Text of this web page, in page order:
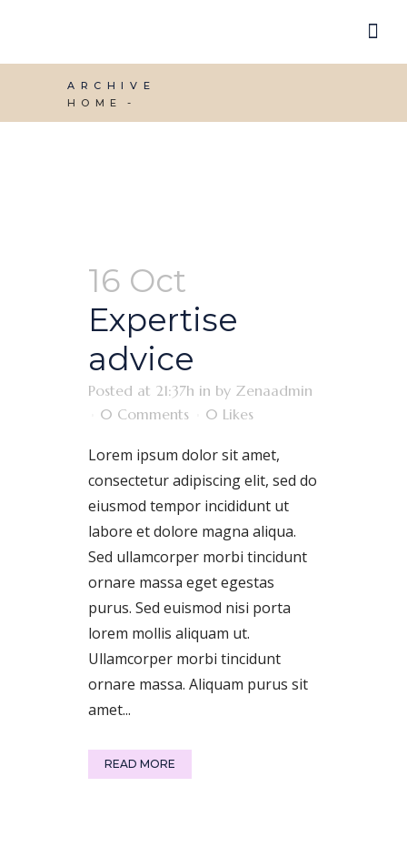
ARCHIVE
HOME
16 Oct
Expertise
advice
Posted at 21:37h in by Zenaadmin
0 Comments
0 Likes
Lorem ipsum dolor sit amet,
consectetur adipiscing elit, sed do
eiusmod tempor incididunt ut
labore et dolore magna aliqua.
Sed ullamcorper morbi tincidunt
ornare massa eget egestas
purus. Sed euismod nisi porta
lorem mollis aliquam ut.
Ullamcorper morbi tincidunt
ornare massa. Aliquam purus sit
amet...
READ MORE